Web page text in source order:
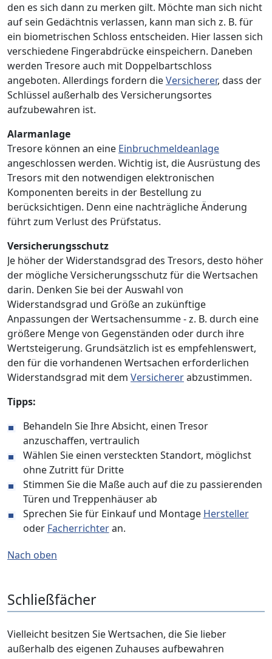
den es sich dann zu merken gilt. Möchte man sich nicht
auf sein Gedächtnis verlassen, kann man sich z. B. für
ein biometrischen Schloss entscheiden. Hier lassen sich
verschiedene Fingerabdrücke einspeichern. Daneben
werden Tresore auch mit Doppelbartschloss
angeboten. Allerdings fordern dieVersicherer, dass der
Schlüssel außerhalb des Versicherungsortes
aufzubewahren ist.
Alarmanlage
Tresore können an eine Einbruchmeldeanlage
angeschlossen werden. Wichtig ist, die Ausrüstung des
Tresors mit den notwendigen elektronischen
Komponenten bereits in der Bestellung zu
berücksichtigen. Denn eine nachträgliche Änderung
führt zum Verlust des Prüfstatus.
Versicherungsschutz
Je höher der Widerstandsgrad des Tresors, desto höher
der mögliche Versicherungsschutz für die Wertsachen
darin. Denken Sie bei der Auswahl von
Widerstandsgrad und Größe an zukünftige
Anpassungen der Wertsachensumme - z. B. durch eine
größere Menge von Gegenständen oder durch ihre
Wertsteigerung. Grundsätzlich ist es empfehlenswert,
den für die vorhandenen Wertsachen erforderlichen
Widerstandsgrad mit dem Versichererabzustimmen.
Tipps:
Behandeln Sie Ihre Absicht, einen Tresor
anzuschaffen, vertraulich
Wählen Sie einen versteckten Standort, möglichst
ohne Zutritt für Dritte
Stimmen Sie die Maße auch auf die zu passierenden
Türen und Treppenhäuser ab
Sprechen Sie für Einkauf und Montage Hersteller
oder Facherrichteran.
Nach oben
Schließfächer
Vielleicht besitzen Sie Wertsachen, die Sie lieber
außerhalb des eigenen Zuhauses aufbewahren